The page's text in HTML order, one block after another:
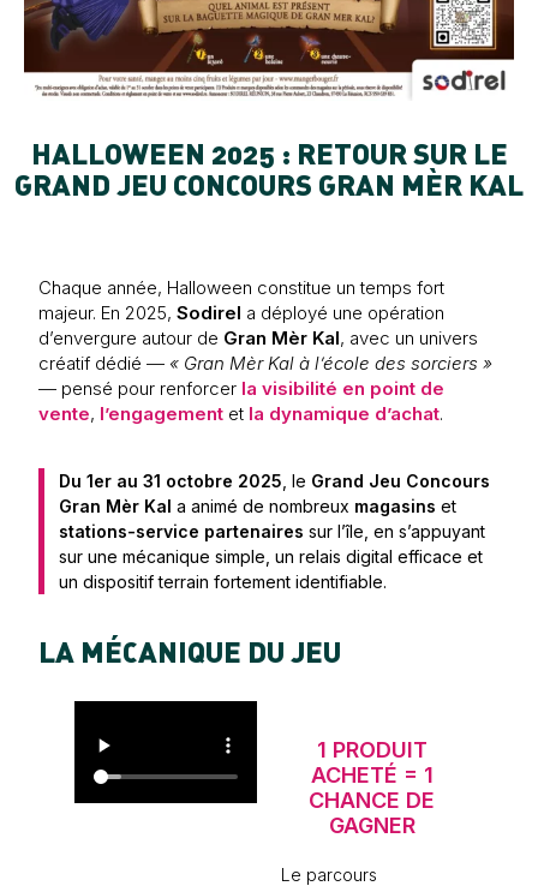
HALLOWEEN 2025 : RETOUR SUR LE
GRAND JEU CONCOURS GRAN MÈR KAL
Chaque année, Halloween constitue un temps fort
majeur. En 2025,Sodirel a déployé une opération
d’envergure autour de Gran Mèr Kal, avec un univers
créatif dédié — « Gran Mèr Kal à l’école des sorciers »
— pensé pour renforcer la visibilité en point de
vente, l’engagement et la dynamique d’achat.
Du 1er au 31 octobre 2025 , le Grand Jeu Concours
Gran Mèr Kal a animé de nombreux magasins et
stations-service partenaires sur l’île, en s’appuyant
sur une mécanique simple, un relais digital efficace et
un dispositif terrain fortement identifiable.
LA MÉCANIQUE DU JEU
1 PRODUIT
ACHETÉ = 1
CHANCE DE
GAGNER
Le parcours